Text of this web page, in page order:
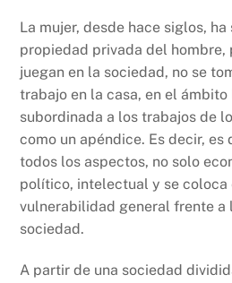
La mujer, desde hace siglos,
propiedad privada del hombre,
juegan en la sociedad, no se
trabajo en la casa, en el
subordinada a los trabajos de
como un apéndice. Es decir, es
todos los aspectos, no solo
político, intelectual y se coloca
vulnerabilidad general frente a
sociedad.
A partir de una sociedad